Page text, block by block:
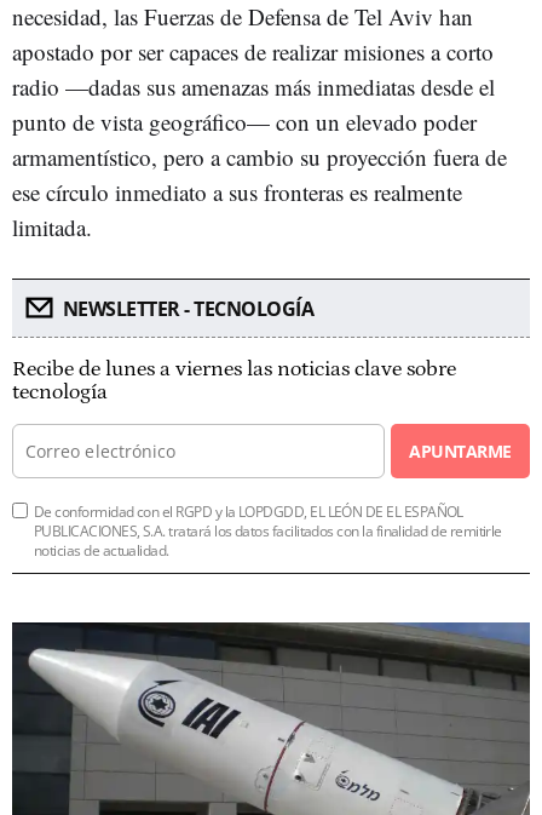
necesidad, las Fuerzas de Defensa de Tel Aviv han
apostado por ser capaces de realizar misiones a corto
radio —dadas sus amenazas más inmediatas desde el
punto de vista geográfico— con un elevado poder
armamentístico, pero a cambio su proyección fuera de
ese círculo inmediato a sus fronteras es realmente
limitada.
NEWSLETTER - TECNOLOGÍA
Recibe de lunes a viernes las noticias clave sobre
tecnología
APUNTARME
De conformidad con el RGPD y la LOPDGDD, EL LEÓN DE EL ESPAÑOL
PUBLICACIONES, S.A. tratará los datos facilitados con la finalidad de remitirle
noticias de actualidad.